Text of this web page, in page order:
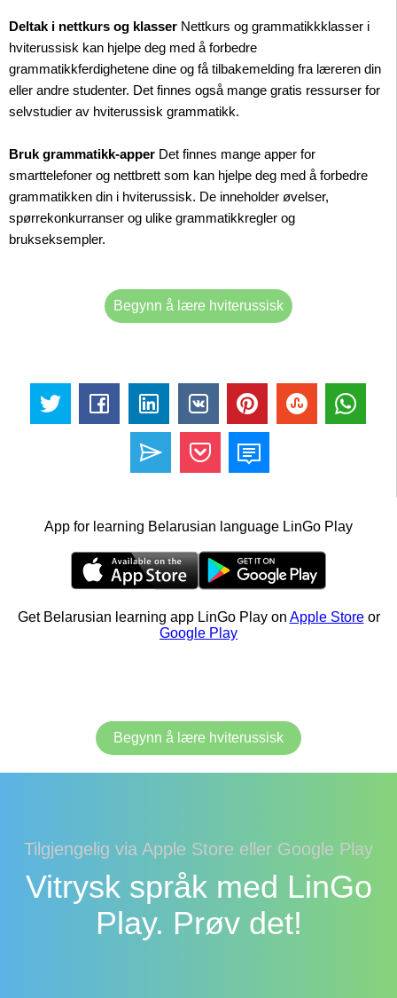
Deltak i nettkurs og klasser Nettkurs og grammatikkklasser i
hviterussisk kan hjelpe deg med å forbedre
grammatikkferdighetene dine og få tilbakemelding fra læreren din
eller andre studenter. Det finnes også mange gratis ressurser for
selvstudier av hviterussisk grammatikk.
Bruk grammatikk-apper Det finnes mange apper for
smarttelefoner og nettbrett som kan hjelpe deg med å forbedre
grammatikken din i hviterussisk. De inneholder øvelser,
spørrekonkurranser og ulike grammatikkregler og
brukseksempler.
Begynn å lære hviterussisk
App for learning Belarusian language LinGo Play
Get Belarusian learning app LinGo Play on Apple Storeor
Google Play
Begynn å lære hviterussisk
Tilgjengelig via Apple Store eller Google Play
Vitrysk språk med LinGo
Play. Prøv det!